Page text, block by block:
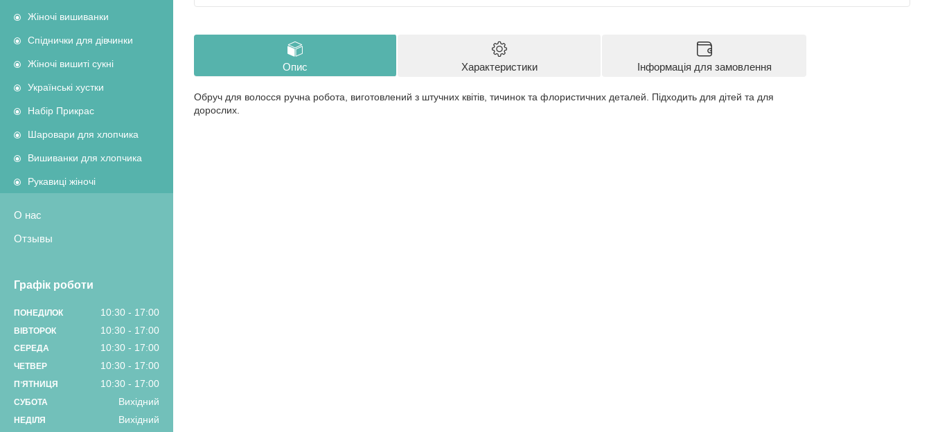
Жіночі вишиванки
Спіднички для дівчинки
Жіночі вишиті сукні
Українські хустки
Набір Прикрас
Шаровари для хлопчика
Вишиванки для хлопчика
Рукавиці жіночі
О нас
Отзывы
Графік роботи
ПОНЕДІЛОК 10:30 17:00
ВІВТОРОК 10:30 17:00
СЕРЕДА 10:30 17:00
ЧЕТВЕР 10:30 17:00
ПʼЯТНИЦЯ 10:30 17:00
СУБОТА Вихідний
НЕДІЛЯ Вихідний
Опис Характеристики Інформація для замовлення
Обруч для волосся ручна робота, виготовлений з штучних квітів, тичинок та флористичних деталей. Підходить для дітей та для
дорослих.